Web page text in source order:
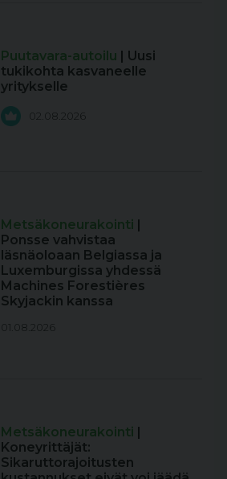
Puutavara-autoilu | Uusi
tukikohta kasvaneelle
yritykselle
02.08.2026
Metsäkoneurakointi |
Ponsse vahvistaa
läsnäoloaan Belgiassa ja
Luxemburgissa yhdessä
Machines Forestières
Skyjackin kanssa
01.08.2026
Metsäkoneurakointi |
Koneyrittäjät:
Sikaruttorajoitusten